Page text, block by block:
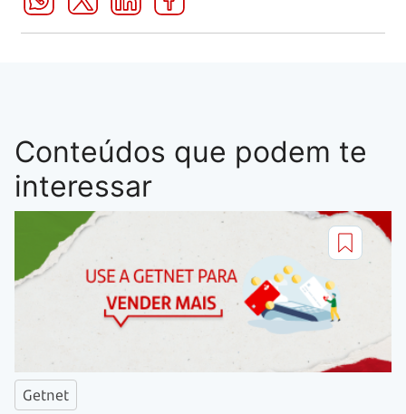
Conteúdos que podem te
interessar
Getnet